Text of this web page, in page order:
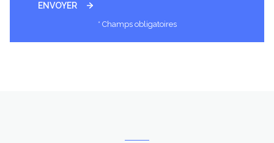
ENVOYER
* Champs obligatoires